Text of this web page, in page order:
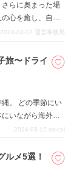
らに奥まった場
心を癒し、自然
のままの原風
です。そんな美
に満喫して貰えま
ていきます。
2024-04-12 運営事務局
旅〜ドライ
。 どの季節にい
いながら海外気
う観光地ですね。
別にご紹介！ ぜ
でしょうか。
2024-03-12 mochi
ルメ5選！